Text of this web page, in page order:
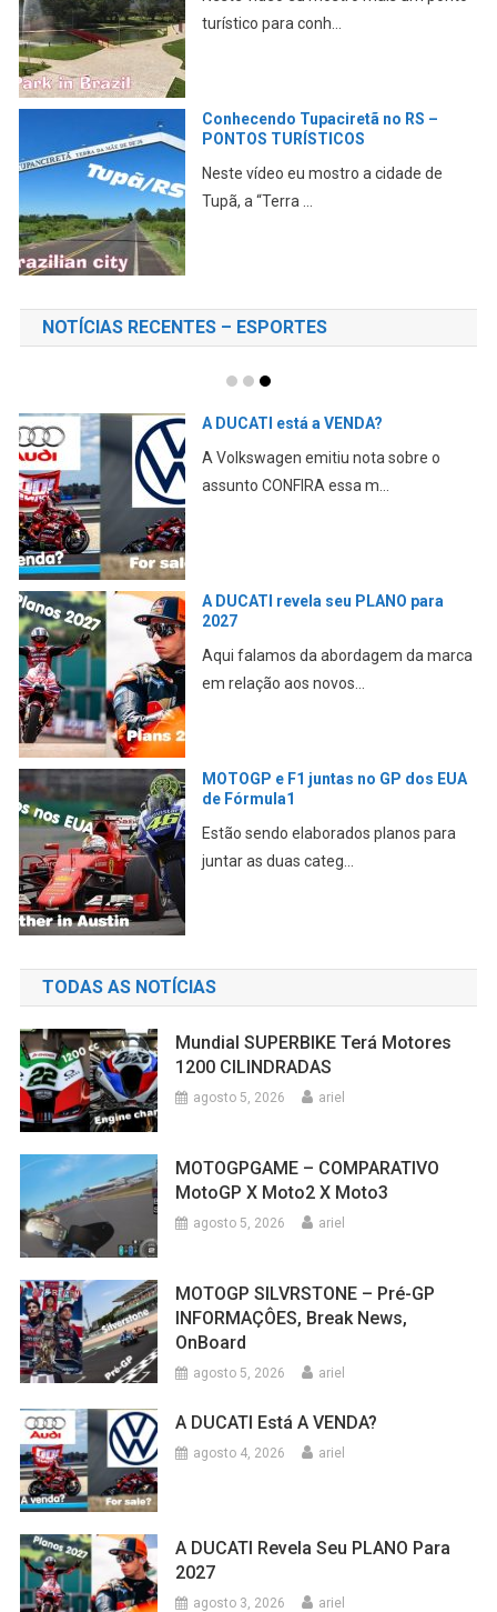
passando por Veranópo...
Homem MORRE enquanto tocava
GAITA no velório do AMIGO
Neste vídeo, eu conto esta história
incrível ocorrida n...
NOTÍCIAS RECENTES – ESPORTES
ÓLEO na PISTA cauda uma MORTE
A No Limits Trackdays confirmou a
LORENZO revela a VANTAGEM física
de Valentino ROSSI e Marc
E ele nunca conseguiu replicar na
CFMOTO – A PRIMEIRA marca
CHINESA chega a MOTOGP
Aspar confirma que a CFMOTO entrará
na categoria princi...
TODAS AS NOTÍCIAS
Mundial SUPERBIKE Terá Motores
1200 CILINDRADAS
agosto 5, 2026 ariel
MOTOGPGAME – COMPARATIVO
MotoGP X Moto2 X Moto3
agosto 5, 2026 ariel
MOTOGP SILVRSTONE – Pré-GP
INFORMAÇÔES, Break News,
OnBoard
agosto 5, 2026 ariel
A DUCATI Está A VENDA?
agosto 4, 2026 ariel
A DUCATI Revela Seu PLANO Para
2027
agosto 3, 2026 ariel